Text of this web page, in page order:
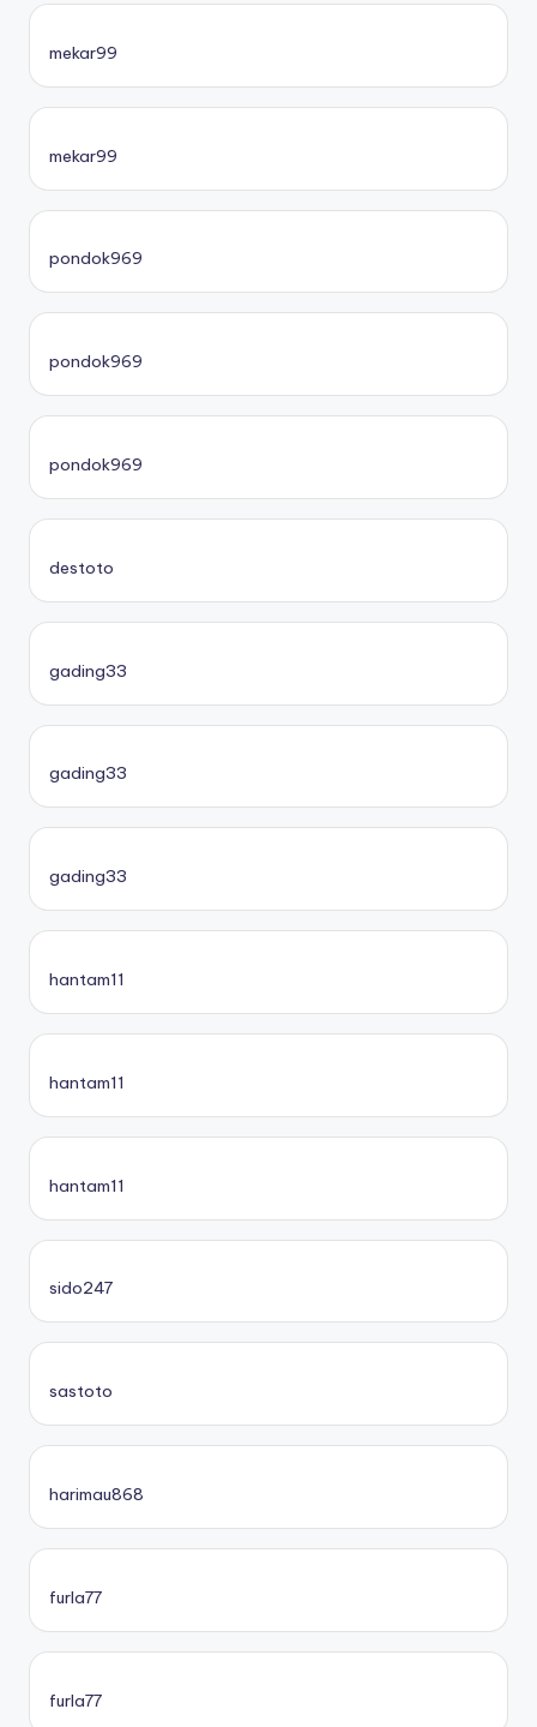
mekar99
mekar99
pondok969
pondok969
pondok969
destoto
gading33
gading33
gading33
hantam11
hantam11
hantam11
sido247
sastoto
harimau868
furla77
furla77